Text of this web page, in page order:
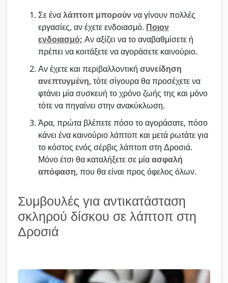
Σε έναλάπτοπ μπορούννα γίνουν πολλές
εργασίες, αν έχετε ενδοιασμό. Ποιον
ενδοιασμό; Αν αξίζει να το αναβαθμίσετε ή
πρέπει να κοιτάξετε να αγοράσετε καινούριο.
Αν έχετε και περιβαλλοντική συνείδηση
ανεπτυγμένη, τότε σίγουρα θα προσέχετε να
φτάνει μία συσκευή το χρόνο ζωής της και μόνο
τότε να πηγαίνει στην ανακύκλωση.
Άρα, πρώτα βλέπετε πόσο το αγοράσατε, πόσο
κάνει ένα καινούριο λάπτοπ και μετά ρωτάτε για
το κόστος ενός σέρβις λάπτοπ στη Δροσιά.
Μόνο έτσι θα καταλήξετε σε μίαασφαλή
απόφαση, που θα είναι προς όφελος όλων.
Συμβουλές για αντικατάσταση
σκληρού δίσκου σε λάπτοπ στη
Δροσιά